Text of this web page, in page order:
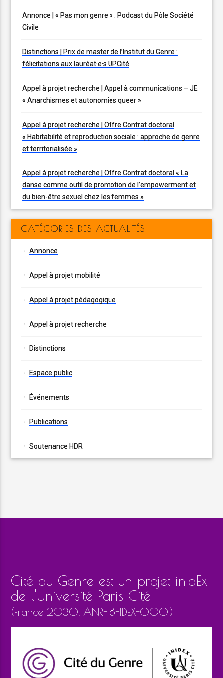
Annonce | « Pas mon genre » : Podcast du Pôle Société
Civile
Distinctions | Prix de master de l’Institut du Genre :
félicitations aux lauréat·e·s UPCité
Appel à projet recherche | Appel à communications – JE
« Anarchismes et autonomies queer »
Appel à projet recherche | Offre Contrat doctoral
« Habitabilité et reproduction sociale : approche de genre
et territorialisée »
Appel à projet recherche | Offre Contrat doctoral « La
danse comme outil de promotion de l’empowerment et
du bien-être sexuel chez les femmes »
CATÉGORIES DES ACTUALITÉS
Annonce
Appel à projet mobilité
Appel à projet pédagogique
Appel à projet recherche
Distinctions
Espace public
Événements
Publications
Soutenance HDR
Cité du Genre est un projet inIdEx
de l'Université Paris Cité
(France 2030, ANR-18-IDEX-0001)